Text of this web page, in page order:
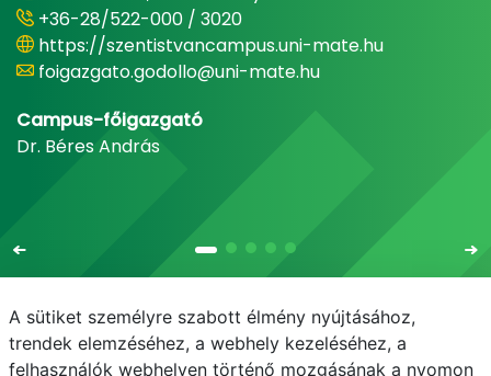
+36-28/522-000 / 3020
https://szentistvancampus.uni-mate.hu
foigazgato.godollo@uni-mate.hu
Campus-főigazgató
Dr. Béres András
A sütiket személyre szabott élmény nyújtásához,
trendek elemzéséhez, a webhely kezeléséhez, a
felhasználók webhelyen történő mozgásának a nyomon